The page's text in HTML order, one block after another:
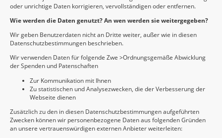
oder unrichtige Daten korrigieren, vervollständigen oder entfernen.
Wie werden die Daten genutzt? An wen werden sie weitergegeben?
Wir geben Benutzerdaten nicht an Dritte weiter, außer wie in diesen
Datenschutzbestimmungen beschrieben.
Wir verwenden Daten für folgende Zwe >Ordnungsgemäße Abwicklung
der Spenden und Patenschaften
Zur Kommunikation mit Ihnen
Zu statistischen und Analysezwecken, die der Verbesserung der
Webseite dienen
Zusätzlich zu den in diesen Datenschutzbestimmungen aufgeführten
Zwecken können wir personenbezogene Daten aus folgenden Gründen
an unsere vertrauenswürdigen externen Anbieter weiterleiten: